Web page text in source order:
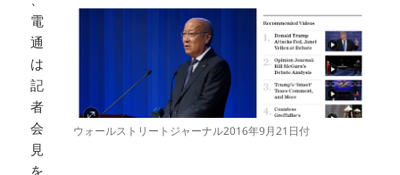
ウォールストリートジャーナル2016年9月21日付
電
通
は
記
者
会
見
を